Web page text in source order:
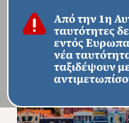
Από την 1η
ταυτότητες
εντός
νέα
ταξιδέψουν